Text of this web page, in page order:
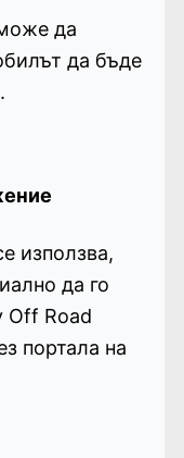
да
да бъде
използва,
да го
Off Road
портала на